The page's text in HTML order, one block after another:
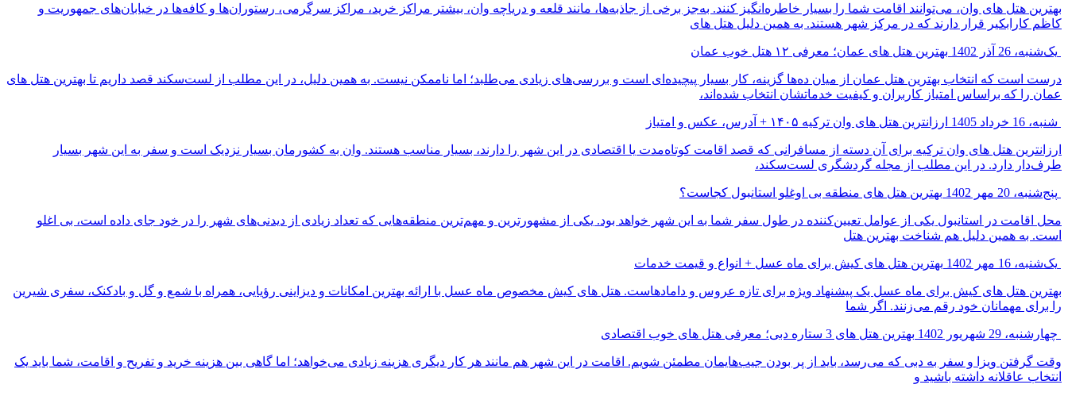
بهترین هتل های وان، می‌توانند اقامت شما را بسیار خاطره‌انگیز کنند. به‌جز برخی از جاذبه‌ها، مانند قلعه و دریاچه وان، بیشتر مراکز خرید، مراکز سرگرمی، رستوران‌ها و کافه‌ها در خیابان‌های جمهوریت و
کاظم کارابکیر قرار دارند که در مرکز شهر هستند. به همین دلیل هتل های
یک‌شنبه، 26 آذر 1402 بهترین هتل های عمان؛ معرفی ۱۲ هتل خوب عمان
درست است که انتخاب بهترین هتل عمان از میان ده‌‌ها گزینه، کار بسیار پیچیده‌ای است و بررسی‌های زیادی می‌طلبد؛ اما ناممکن نیست. به همین دلیل، در این مطلب از لست‌سکند قصد داریم تا بهترین هتل های
عمان را که براساس امتیاز کاربران و کیفیت خدماتشان انتخاب شده‌اند،
شنبه، 16 خرداد 1405 ارزانترین هتل های وان ترکیه ۱۴۰۵ + آدرس، عکس و امتیاز
ارزانترین هتل های وان ترکیه برای آن دسته از مسافرانی که قصد اقامت کوتاه‌مدت یا اقتصادی در این شهر را دارند، بسیار مناسب هستند. وان به کشورمان بسیار نزدیک است و سفر به این شهر بسیار
طرف‌دار دارد. در این مطلب از مجله گردشگری لست‌سکند،
پنج‌شنبه، 20 مهر 1402 بهترین هتل های منطقه بی اوغلو استانبول کجاست؟
محل اقامت در استانبول یکی از عوامل تعیین‌کننده در طول سفر شما به این شهر خواهد بود. یکی از مشهورترین و مهم‌ترین منطقه‌هایی که تعداد زیادی از دیدنی‌های شهر را در خود جای داده است، بی اغلو
است. به همین دلیل هم شناخت بهترین هتل
یک‌شنبه، 16 مهر 1402 بهترین هتل های کیش برای ماه عسل + انواع و قیمت خدمات
بهترین هتل های کیش برای ماه عسل یک پیشنهاد ویژه برای تازه‌ عروس و دامادهاست. هتل های کیش مخصوص ماه عسل با ارائه بهترین امکانات و دیزاینی رؤیایی، همراه با شمع و گل و بادکنک، سفری شیرین
را برای مهمانان خود رقم می‌زنند. اگر شما
چهارشنبه، 29 شهریور 1402 بهترین هتل های 3 ستاره دبی؛ معرفی هتل های خوب اقتصادی
وقت گرفتن ویزا و سفر به دبی که می‌رسد، باید از پر بودن جیب‌هایمان مطمئن شویم. اقامت در این شهر هم مانند هر کار دیگری هزینه زیادی می‌خواهد؛ اما گاهی بین هزینه خرید و تفریح و اقامت، شما باید یک
انتخاب عاقلانه داشته باشید و